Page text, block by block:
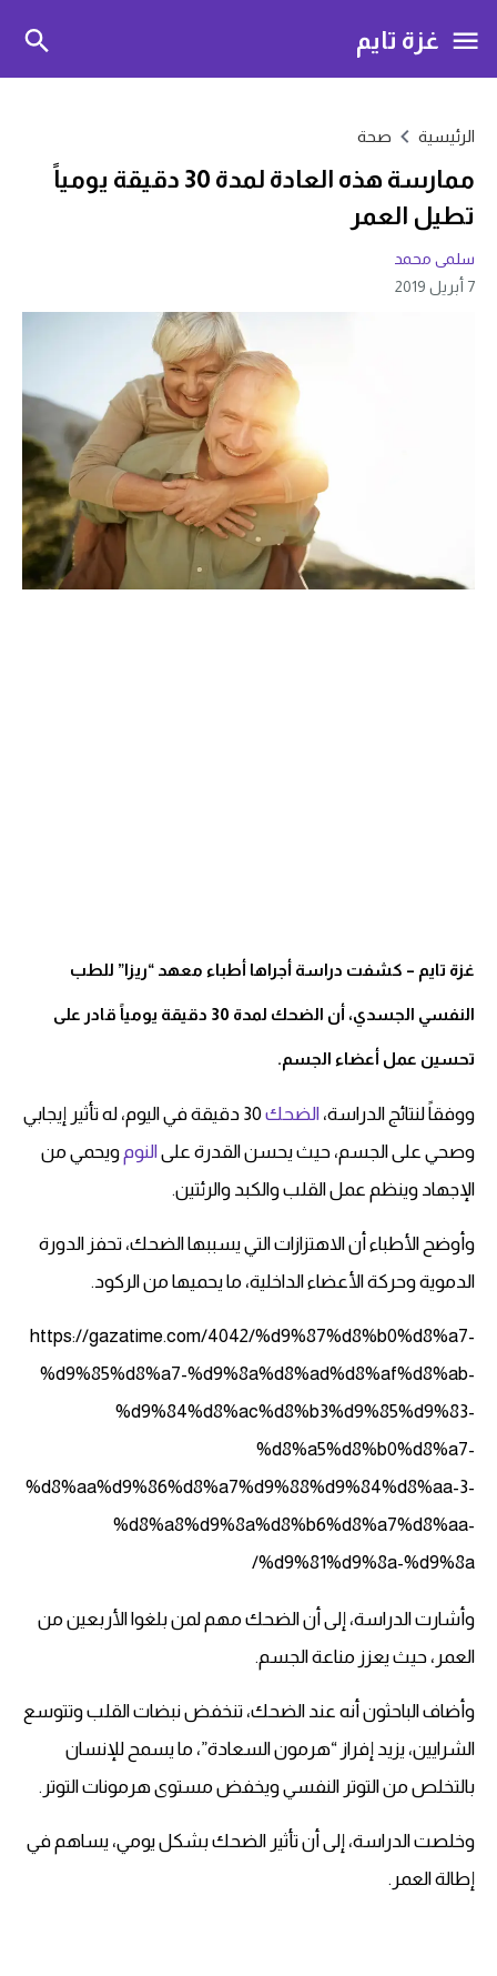
غزة تايم
الرئيسية صحة
ممارسة هذه العادة لمدة 30 دقيقة يومياً
تطيل العمر
سلمى محمد
7 أبريل 2019
غزة تايم – كشفت دراسة أجراها أطباء معهد “ريزا” للطب
النفسي الجسدي، أن الضحك لمدة 30 دقيقة يومياً قادر على
تحسين عمل أعضاء الجسم.
ووفقاً لنتائج الدراسة، الضحك
30 دقيقة في اليوم، له تأثير إيجابي
وصحي على الجسم، حيث يحسن القدرة علىالنوم ويحمي من
الإجهاد وينظم عمل القلب والكبد والرئتين.
وأوضح الأطباء أن الاهتزازات التي يسببها الضحك، تحفز الدورة
الدموية وحركة الأعضاء الداخلية، ما يحميها من الركود.
https://gazatime.com/4042/%d9%87%d8%b0%d8%a7-
%d9%85%d8%a7-%d9%8a%d8%ad%d8%af%d8%ab-
%d9%84%d8%ac%d8%b3%d9%85%d9%83-
%d8%a5%d8%b0%d8%a7-
%d8%aa%d9%86%d8%a7%d9%88%d9%84%d8%aa-3-
%d8%a8%d9%8a%d8%b6%d8%a7%d8%aa-
%d9%81%d9%8a-%d9%8a/
وأشارت الدراسة، إلى أن الضحك مهم لمن بلغوا الأربعين من
العمر، حيث يعزز مناعة الجسم.
وأضاف الباحثون أنه عند الضحك، تنخفض نبضات القلب وتتوسع
الشرايين، يزيد إفراز “هرمون السعادة”، ما يسمح للإنسان
بالتخلص من التوتر النفسي ويخفض مستوى هرمونات التوتر.
وخلصت الدراسة، إلى أن تأثير الضحك بشكل يومي، يساهم في
إطالة العمر.